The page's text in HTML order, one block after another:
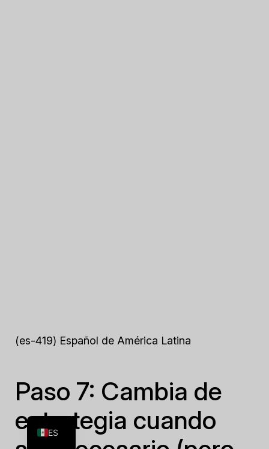
(es-419) Español de América Latina
Paso 7: Cambia de
estrategia cuando
ES
FR